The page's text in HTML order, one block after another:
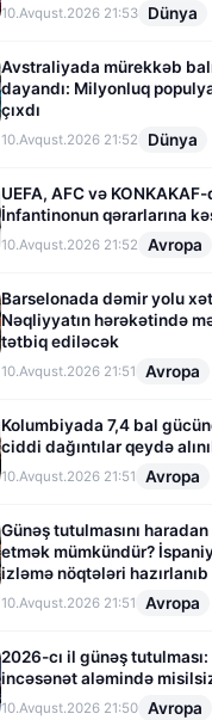
10.Avqust.2026 21:53 Dünya
Avstraliyada mürekkəb
dayandı: Milyonluq
çıxdı
10.Avqust.2026 21:52 Dünya
UEFA, AFC və
İnfantinonun qərarlarına
10.Avqust.2026 21:52 Avropa
Barselonada dəmir yolu
Nəqliyyatın hərəkətində
tətbiq ediləcək
10.Avqust.2026 21:51 Avropa
Kolumbiyada 7,4 bal
ciddi dağıntılar qeydə
10.Avqust.2026 21:51 Avropa
Günəş tutulmasını
etmək mümkündür?
izləmə nöqtələri hazırlanıb
10.Avqust.2026 21:51 Avropa
2026-cı il günəş
incəsənət aləmində
10.Avqust.2026 21:50 Avropa